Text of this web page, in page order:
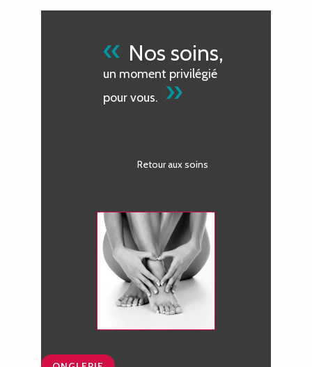
« Nos soins,
un moment privilégié
pour vous.»
Retour aux soins